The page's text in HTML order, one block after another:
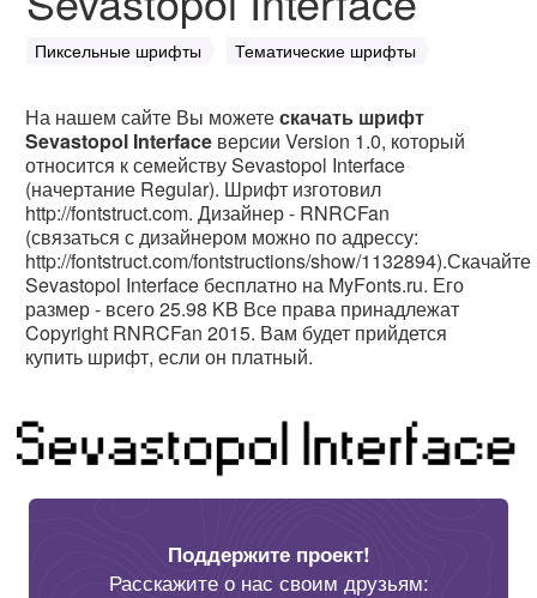
Пиксельные шрифты Тематические шрифты
На нашем сайте Вы можетескачать шрифт
Sevastopol Interface версии Version 1.0, который
относится к семейству Sevastopol Interface
(начертание Regular). Шрифт изготовил
http://fontstruct.com. Дизайнер - RNRCFan
(связаться с дизайнером можно по адрессу:
http://fontstruct.com/fontstructions/show/1132894).Скачайте
Sevastopol Interface бесплатно на MyFonts.ru. Его
размер - всего 25.98 KB Все права принадлежат
Copyright RNRCFan 2015. Вам будет прийдется
купить шрифт, если он платный.
Поддержите проект!
Расскажите о нас своим друзьям: